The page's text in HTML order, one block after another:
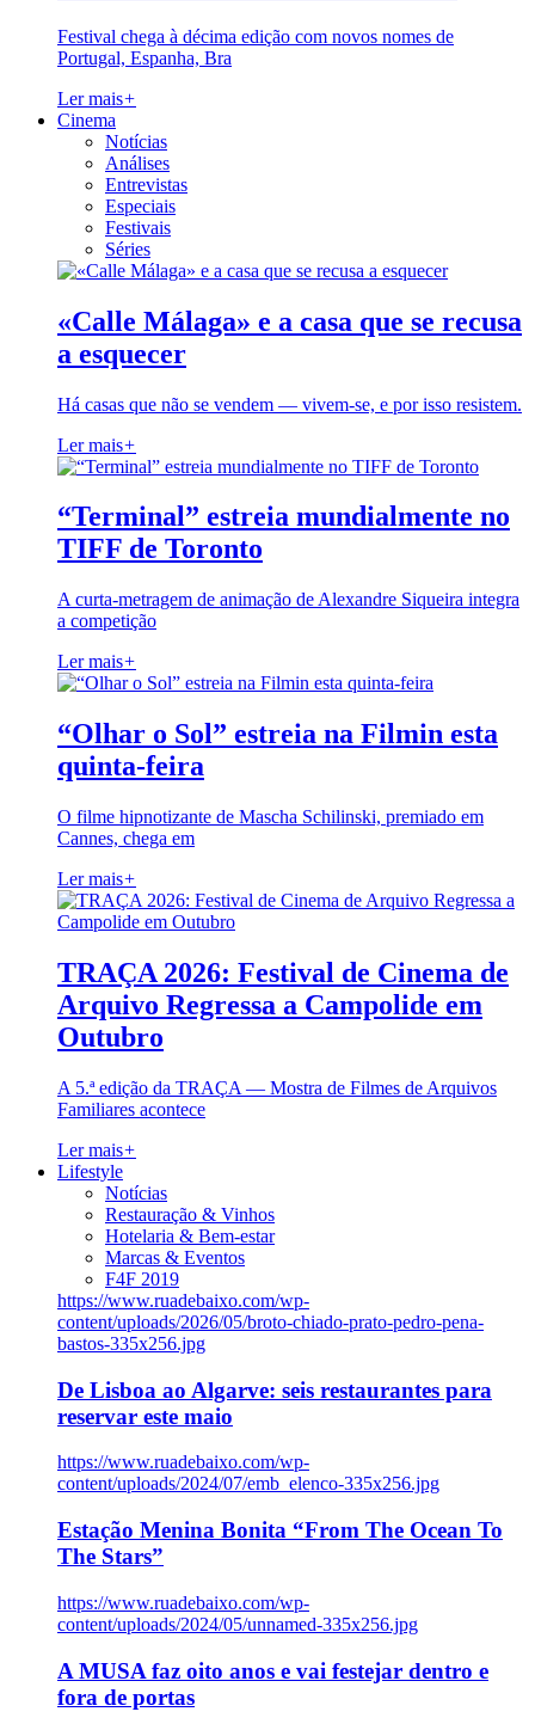
Festival chega à décima edição com novos nomes de
Portugal, Espanha, Bra
Ler mais+
Cinema
Notícias
Análises
Entrevistas
Especiais
Festivais
Séries
«Calle Málaga» e a casa que se recusa
a esquecer
Há casas que não se vendem — vivem-se, e por isso resistem.
Ler mais+
“Terminal” estreia mundialmente no
TIFF de Toronto
A curta-metragem de animação de Alexandre Siqueira integra
a competição
Ler mais+
“Olhar o Sol” estreia na Filmin esta
quinta-feira
O filme hipnotizante de Mascha Schilinski, premiado em
Cannes, chega em
Ler mais+
TRAÇA 2026: Festival de Cinema de
Arquivo Regressa a Campolide em
Outubro
A 5.ª edição da TRAÇA — Mostra de Filmes de Arquivos
Familiares acontece
Ler mais+
Lifestyle
Notícias
Restauração & Vinhos
Hotelaria & Bem-estar
Marcas & Eventos
F4F 2019
https://www.ruadebaixo.com/wp-
content/uploads/2026/05/broto-chiado-prato-pedro-pena-
bastos-335x256.jpg
De Lisboa ao Algarve: seis restaurantes para
reservar este maio
https://www.ruadebaixo.com/wp-
content/uploads/2024/07/emb_elenco-335x256.jpg
Estação Menina Bonita “From The Ocean To
The Stars”
https://www.ruadebaixo.com/wp-
content/uploads/2024/05/unnamed-335x256.jpg
A MUSA faz oito anos e vai festejar dentro e
fora de portas